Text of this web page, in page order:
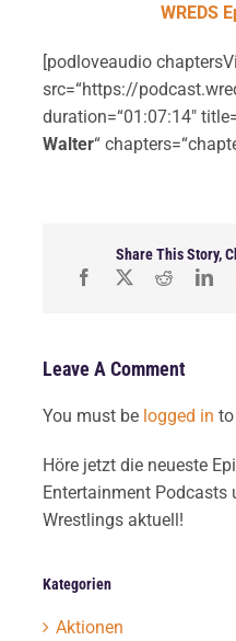
WREDS
[podloveaudio
src=“https://
duration=“01:07:14″
Walter“
Share This Story,
Leave A Comment
You must be logged in
Höre jetzt die neueste
Entertainment Podcasts
Wrestlings aktuell!
Kategorien
Aktionen